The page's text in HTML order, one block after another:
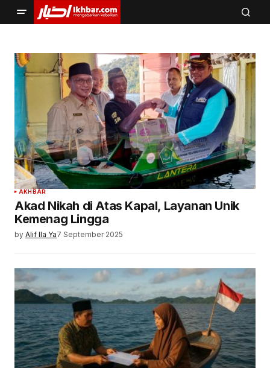
AKHBAR
Akad Nikah di Atas Kapal, Layanan Unik
Kemenag Lingga
by Alif Ila Ya7 September 2025